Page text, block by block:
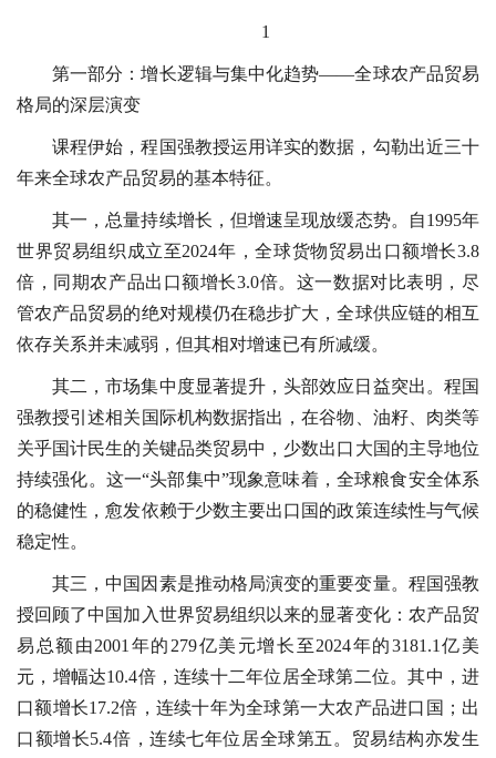
1
第一部分：增长逻辑与集中化趋势——全球农产品贸易
格局的深层演变
课程伊始，程国强教授运用详实的数据，勾勒出近三十
年来全球农产品贸易的基本特征。
其一，总量持续增长，但增速呈现放缓态势。自1995年
世界贸易组织成立至2024年，全球货物贸易出口额增长3.8
倍，同期农产品出口额增长3.0倍。这一数据对比表明，尽
管农产品贸易的绝对规模仍在稳步扩大，全球供应链的相互
依存关系并未减弱，但其相对增速已有所减缓。
其二，市场集中度显著提升，头部效应日益突出。程国
强教授引述相关国际机构数据指出，在谷物、油籽、肉类等
关乎国计民生的关键品类贸易中，少数出口大国的主导地位
持续强化。这一“头部集中”现象意味着，全球粮食安全体系
的稳健性，愈发依赖于少数主要出口国的政策连续性与气候
稳定性。
其三，中国因素是推动格局演变的重要变量。程国强教
授回顾了中国加入世界贸易组织以来的显著变化：农产品贸
易总额由2001年的279亿美元增长至2024年的3181.1亿美
元，增幅达10.4倍，连续十二年位居全球第二位。其中，进
口额增长17.2倍，连续十年为全球第一大农产品进口国；出
口额增长5.4倍，连续七年位居全球第五。贸易结构亦发生